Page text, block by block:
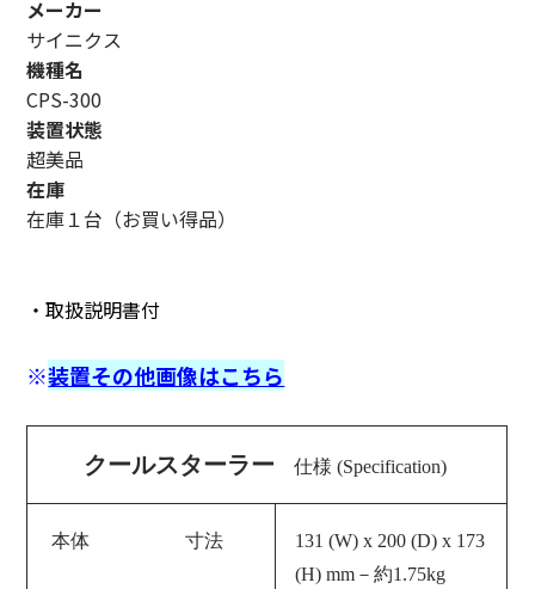
メーカー
サイニクス
機種名
CPS-300
装置状態
超美品
在庫
在庫１台（お買い得品）
・取扱説明書付
※装置その他画像はこちら
クールスターラー 仕様 (Specification)
本体 寸法
131 (W) x 200 (D) x 173
(H) mm－約1.75kg